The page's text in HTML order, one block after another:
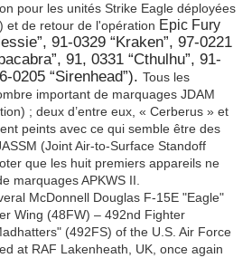
pour les unités Strike Eagle déployées
et de retour de l'opération Epic Fury
91-0329 “Kraken”, 97-0221
91, 0331 “Cthulhu”, 91-
0205 “Sirenhead”). Tous les
important de marquages JDAM
; deux d’entre eux, « Cerberus » et
peints avec ce qui semble être des
(Joint Air-to-Surface Standoff
que les huit premiers appareils ne
marquages APKWS II.
McDonnell Douglas F-15E "Eagle"
Wing (48FW) – 492nd Fighter
(492FS) of the U.S. Air Force
at RAF Lakenheath, UK, once again